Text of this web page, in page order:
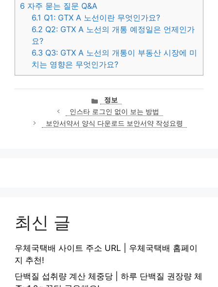
6 자주 묻는 질문 Q&A
6.1 Q1: GTX A 노선이란 무엇인가요?
6.2 Q2: GTX A 노선의 개통 예정일은 언제인가
요?
6.3 Q3: GTX A 노선의 개통이 부동산 시장에 미
치는 영향은 무엇인가요?
카
테
고
리
정보
인스타 로그인 없이 보는 방법
보안서약서 양식 다운로드 보안서약 작성요령
최신 글
우체국택배 사이트 주소 URL | 우체국택배 홈페이
지 추천!
단백질 섭취량 계산 체중당 | 하루 단백질 권장량 체